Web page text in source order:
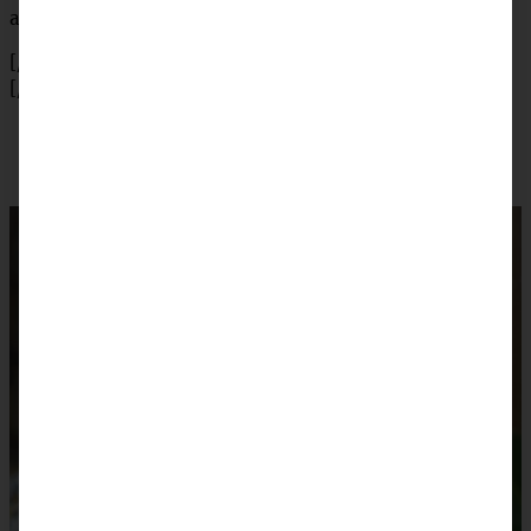
aus der Form lösen. Mit Puderzucker bestäubt servieren.
[/tab]
[/tabs]